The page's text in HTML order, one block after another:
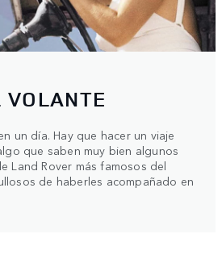
VOLANTE
un día. Hay que hacer un viaje
que saben muy bien algunos
Land Rover más famosos del
de haberles acompañado en